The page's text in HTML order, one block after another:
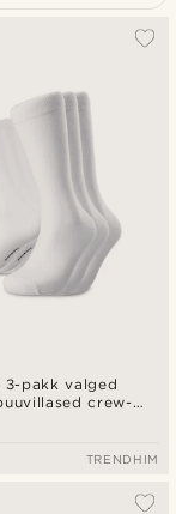
3-pakk valged
crew-
TRENDHIM